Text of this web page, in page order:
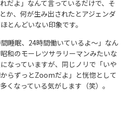
だよ」なんて言っているだけで、そ
か、何が生み出されたとアジェンダ
とんどいない印象です。
睡眠、24時間働いているよ～」なん
和のモーレツサラリーマンみたいな
なっていますが、同じノリで「いや
らずっとZoomだよ」と恍惚として
くなっている気がします（笑）。